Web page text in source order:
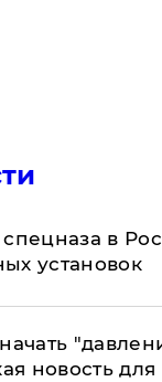
в
установок
новость для